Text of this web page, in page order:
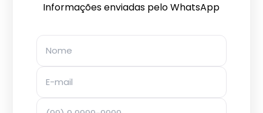
Informações enviadas pelo WhatsApp